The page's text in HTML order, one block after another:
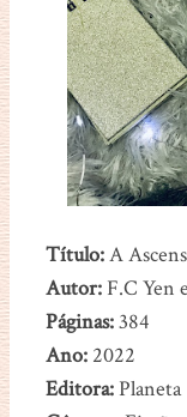
Título:A
Autor:F.C Yen
Páginas:384
Ano:2022
Editora:Planeta